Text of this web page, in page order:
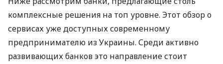
комплексные решения на топ уровне. Этот обзор о
сервисах уже доступных современному
предпринимателю из Украины. Среди активно
развивающих банков это направление стоит